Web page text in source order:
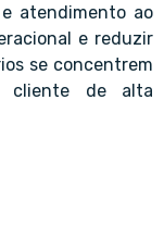
atendimento ao
e reduzir
se concentrem
cliente de alta